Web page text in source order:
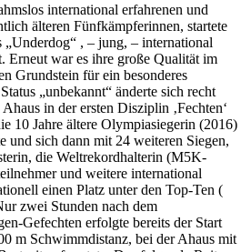
international erfahrenen und
älteren Fünfkämpferinnen, startete
, – jung, – international
Erneut war es ihre große Qualität im
Grundstein für ein besonderes
„unbekannt“ änderte sich recht
in der ersten Disziplin ‚Fechten‘
10 Jahre ältere Olympiasiegerin (2016)
und sich dann mit 24 weiteren Siegen,
die Weltrekordhalterin (M5K-
und weitere international
einen Platz unter den Top-Ten (
zwei Stunden nach dem
Gefechten erfolgte bereits der Start
m Schwimmdistanz, bei der Ahaus mit